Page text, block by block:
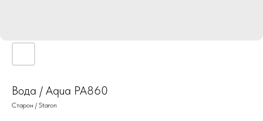
Вода / Aqua PA860
Старон / Staron